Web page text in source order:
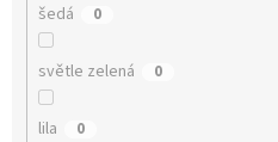
šedá 0
světle zelená 0
lila 0